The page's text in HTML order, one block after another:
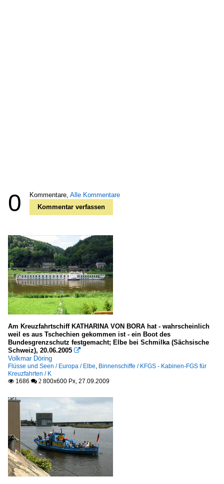
0 Kommentare, Alle Kommentare
Kommentar verfassen
Am Kreuzfahrtschiff KATHARINA VON BORA hat - wahrscheinlich
weil es aus Tschechien gekommen ist - ein Boot des
Bundesgrenzschutz festgemacht; Elbe bei Schmilka (Sächsische
Schweiz), 20.06.2005 
Volkmar Döring
Flüsse und Seen / Europa / Elbe, Binnenschiffe / KFGS - Kabinen-FGS für
Kreuzfahrten / K
 1686  2 800x600 Px, 27.09.2009